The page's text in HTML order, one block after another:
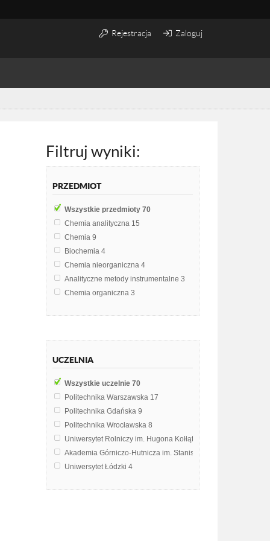
Rejestracja Zaloguj
Filtruj wyniki:
PRZEDMIOT
Wszystkie przedmioty 70
Chemia analityczna 15
Chemia 9
Biochemia 4
Chemia nieorganiczna 4
Analityczne metody instrumentalne 3
Chemia organiczna 3
Enzymologia
1
Fizykochemia polimerów1
UCZELNIA
Wszystkie uczelnie 70
Politechnika Warszawska 17
Politechnika Gdańska 9
Politechnika Wrocławska 8
Uniwersytet Rolniczy im. Hugona Kołłątaja w Krakowie
Akademia Górniczo-Hutnicza im. Stanisława Staszica w
Uniwersytet Łódzki 4